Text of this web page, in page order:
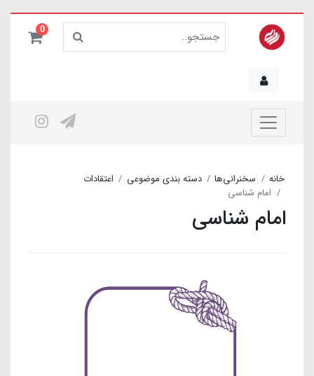
0
خانه سخنرانی‌ها دسته بندی موضوعی
اعتقادات
امام شناسی
امام شناسی